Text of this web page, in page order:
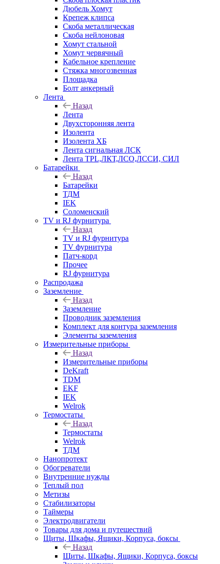
Дюбель Хомут
Крепеж клипса
Скоба металлическая
Скоба нейлоновая
Хомут стальной
Хомут червячный
Кабельное крепление
Стяжка многозвенная
Площадка
Болт анкерный
Лента
Назад
Лента
Двухсторонняя лента
Изолента
Изолента ХБ
Лента сигнальная ЛСК
Лента TPL,ЛКТ,ЛСО,ЛССИ, СИЛ
Батарейки
Назад
Батарейки
ТДМ
IEK
Соломенский
TV и RJ фурнитура
Назад
TV и RJ фурнитура
TV фурнитура
Патч-корд
Прочее
RJ фурнитура
Распродажа
Заземление
Назад
Заземление
Проводник заземления
Комплект для контура заземления
Элементы заземления
Измерительные приборы
Назад
Измерительные приборы
DeKraft
TDM
EKF
IEK
Welrok
Термостаты
Назад
Термостаты
Welrok
ТДМ
Нанопротект
Обогреватели
Внутренние нужды
Теплый пол
Метизы
Стабилизаторы
Таймеры
Электродвигатели
Товары для дома и путешествий
Щиты, Шкафы, Ящики, Корпуса, боксы
Назад
Щиты, Шкафы, Ящики, Корпуса, боксы